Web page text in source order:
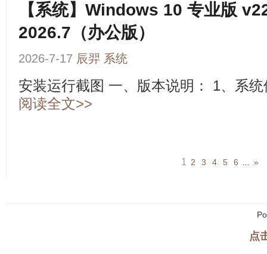
【系统】Windows 10 专业版
2026.7（办公版）
2026-7-17 辰羿 系统
安装运行截图 一、版本说明： 1、系
阅读全文>>
1 2 3 4 5 6 »
点